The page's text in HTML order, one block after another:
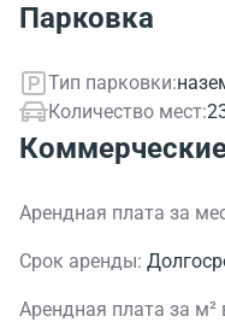
Парковка
Тип парковки:
Количество мест:
Арендная плата за
Срок аренды:
Арендная плата за м²